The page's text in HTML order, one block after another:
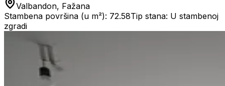
Valbandon, Fažana
Stambena površina (u m²): 72.58Tip stana: U stambenoj
zgradi